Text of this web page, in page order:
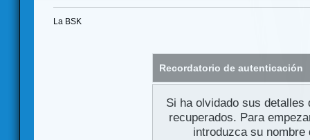
La BSK
Recordatorio de autenticación
Si ha olvidado sus
recuperados. Para
introduzca su